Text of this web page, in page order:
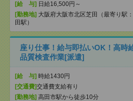
[給 与] 日給16,500円～
[勤務地] 大阪府大阪市北区芝田（最寄り駅
田駅）
座り仕事！給与即払いOK！高時
品質検査作業[派遣]
[給 与] 時給1430円
[交通費]交通費支給有り
[勤務地] 高田市駅から徒歩10分